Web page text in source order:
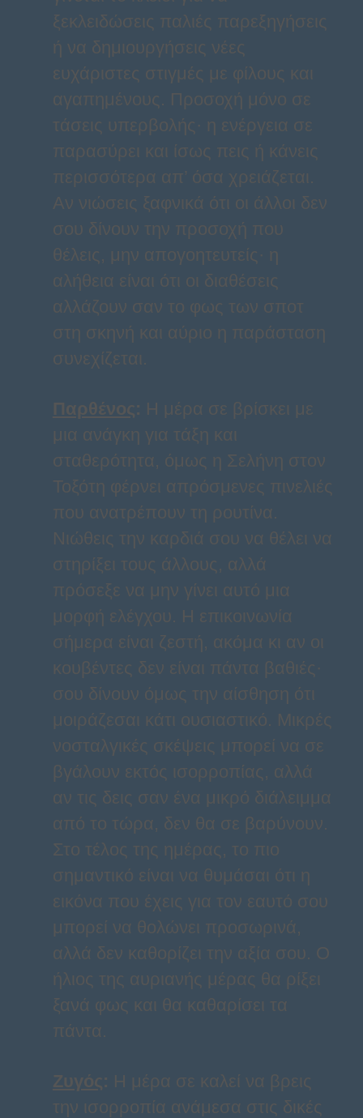
ξεκλειδώσεις παλιές παρεξηγήσεις
ή να δημιουργήσεις νέες
ευχάριστες στιγμές με φίλους και
αγαπημένους. Προσοχή μόνο σε
τάσεις υπερβολής· η ενέργεια σε
παρασύρει και ίσως πεις ή κάνεις
περισσότερα απ’ όσα χρειάζεται.
Αν νιώσεις ξαφνικά ότι οι άλλοι δεν
σου δίνουν την προσοχή που
θέλεις, μην απογοητευτείς· η
αλήθεια είναι ότι οι διαθέσεις
αλλάζουν σαν το φως των σποτ
στη σκηνή και αύριο η παράσταση
συνεχίζεται.
Παρθένος: Η μέρα σε βρίσκει με
μια ανάγκη για τάξη και
σταθερότητα, όμως η Σελήνη στον
Τοξότη φέρνει απρόσμενες πινελιές
που ανατρέπουν τη ρουτίνα.
Νιώθεις την καρδιά σου να θέλει να
στηρίξει τους άλλους, αλλά
πρόσεξε να μην γίνει αυτό μια
μορφή ελέγχου. Η επικοινωνία
σήμερα είναι ζεστή, ακόμα κι αν οι
κουβέντες δεν είναι πάντα βαθιές·
σου δίνουν όμως την αίσθηση ότι
μοιράζεσαι κάτι ουσιαστικό. Μικρές
νοσταλγικές σκέψεις μπορεί να σε
βγάλουν εκτός ισορροπίας, αλλά
αν τις δεις σαν ένα μικρό διάλειμμα
από το τώρα, δεν θα σε βαρύνουν.
Στο τέλος της ημέρας, το πιο
σημαντικό είναι να θυμάσαι ότι η
εικόνα που έχεις για τον εαυτό σου
μπορεί να θολώνει προσωρινά,
αλλά δεν καθορίζει την αξία σου. Ο
ήλιος της αυριανής μέρας θα ρίξει
ξανά φως και θα καθαρίσει τα
πάντα.
Ζυγός: Η μέρα σε καλεί να βρεις
την ισορροπία ανάμεσα στις δικές